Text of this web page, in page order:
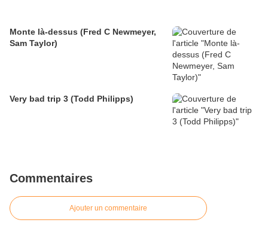
Monte là-dessus (Fred C Newmeyer,
Sam Taylor)
Very bad trip 3 (Todd Philipps)
Commentaires
Ajouter un commentaire